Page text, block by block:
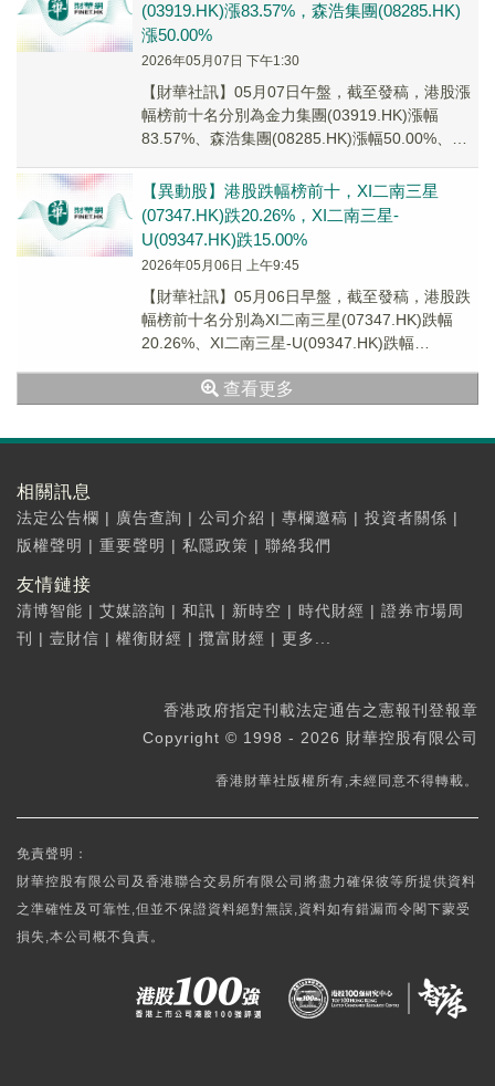
(03919.HK)漲83.57%，森浩集團(08285.HK)
漲50.00%
2026年05月07日 下午1:30
【財華社訊】05月07日午盤，截至發稿，港股漲
幅榜前十名分別為金力集團(03919.HK)漲幅
83.57%、森浩集團(08285.HK)漲幅50.00%、潤
【異動股】港股跌幅榜前十，XI二南三星
(07347.HK)跌20.26%，XI二南三星-
U(09347.HK)跌15.00%
2026年05月06日 上午9:45
【財華社訊】05月06日早盤，截至發稿，港股跌
幅榜前十名分別為XI二南三星(07347.HK)跌幅
20.26%、XI二南三星-U(09347.HK)跌幅
查看更多
相關訊息
法定公告欄 | 廣告查詢 | 公司介紹 | 專欄邀稿 | 投資者關係 |
版權聲明 | 重要聲明 | 私隱政策 | 聯絡我們
友情鏈接
清博智能 | 艾媒諮詢 | 和訊 | 新時空 | 時代財經 | 證券市場周
刊
| 壹財信 | 權衡財經 | 攬富財經 | 更多...
香港政府指定刊載法定通告之憲報刊登報章
Copyright © 1998 - 2026 財華控股有限公司
香港財華社版權所有,未經同意不得轉載。
免責聲明：
財華控股有限公司及香港聯合交易所有限公司將盡力確保彼等所提供資料
之準確性及可靠性,但並不保證資料絕對無誤,資料如有錯漏而令閣下蒙受
損失,本公司概不負責。